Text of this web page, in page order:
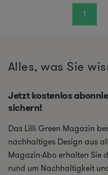
1
Alles, was Sie
Jetzt kostenlos
sichern!
Das Lilli Green Magazin
nachhaltiges Design aus
Magazin-Abo erhalten Sie
rund um Nachhaltigkeit